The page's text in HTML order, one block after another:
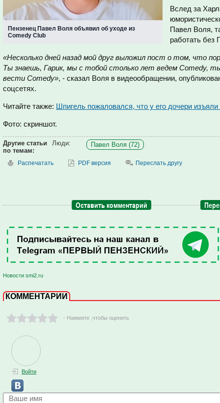
Пензенец Павел Воля объявил об уходе из
Comedy Club
Вслед за
Павел Воля,
работать без
«Несколько дней назад мой друг выложил пост о том, что
Ты знаешь, Гарик, мы с тобой столько лет ведем Comedy,
вести Comedy», - сказал Воля в видеообращении,
соцсетях.
Читайте также: Шпигель пожаловался, что у его дочери
Фото: скриншот.
Другие статьи
по темам:
Люди: Павел Воля (72)
Распечатать PDF версия Переслать другу
Оставить комментарий
Новости smi2.ru
КОММЕНТАРИИ
- Нажмите ,чтобы оценить
Войти